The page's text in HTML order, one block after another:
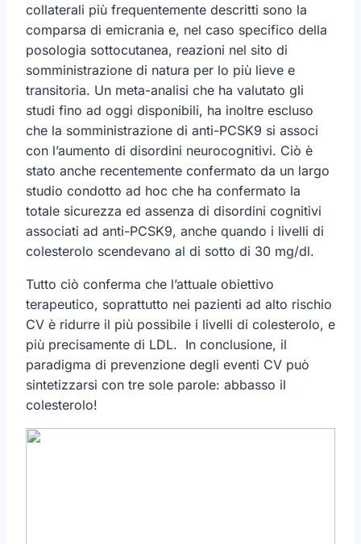
collaterali più frequentemente descritti sono la
comparsa di emicrania e, nel caso specifico della
posologia sottocutanea, reazioni nel sito di
somministrazione di natura per lo più lieve e
transitoria. Un meta-analisi che ha valutato gli
studi fino ad oggi disponibili, ha inoltre escluso
che la somministrazione di anti-PCSK9 si associ
con l’aumento di disordini neurocognitivi. Ciò è
stato anche recentemente confermato da un largo
studio condotto ad hoc che ha confermato la
totale sicurezza ed assenza di disordini cognitivi
associati ad anti-PCSK9, anche quando i livelli di
colesterolo scendevano al di sotto di 30 mg/dl.
Tutto ciò conferma che l’attuale obiettivo
terapeutico, soprattutto nei pazienti ad alto rischio
CV è ridurre il più possibile i livelli di colesterolo, e
più precisamente di LDL. In conclusione, il
paradigma di prevenzione degli eventi CV può
sintetizzarsi con tre sole parole: abbasso il
colesterolo!